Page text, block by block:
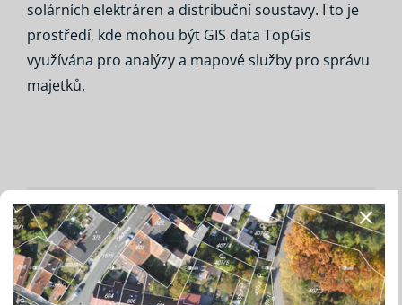
solárních elektráren a distribuční soustavy. I to je
prostředí, kde mohou být GIS data TopGis
využívána pro analýzy a mapové služby pro správu
majetků.
Sdílejte tento příspěvek!
Facebook
X LinkedInWhatsApp
E-
mail